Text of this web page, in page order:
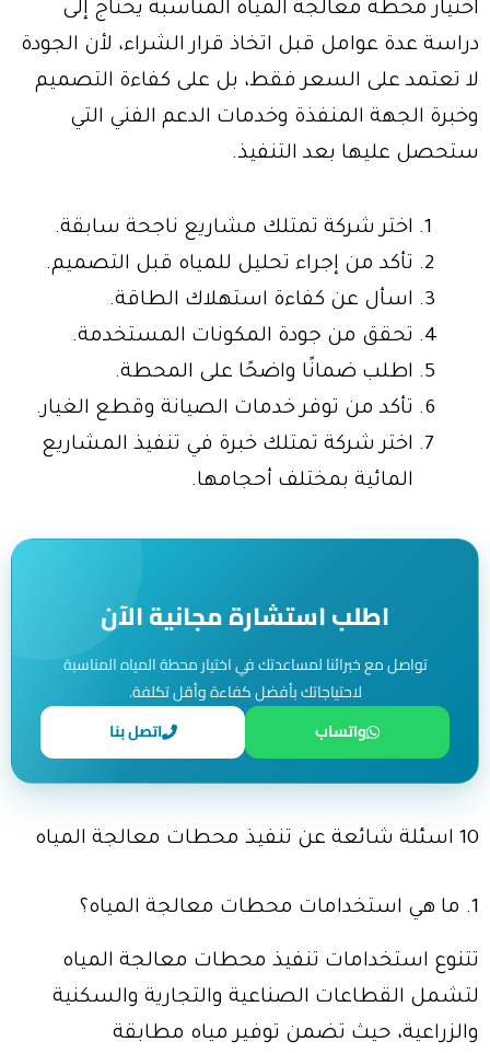
اختيار محطة معالجة المياه المناسبة يحتاج إلى
دراسة عدة عوامل قبل اتخاذ قرار الشراء، لأن الجودة
لا تعتمد على السعر فقط، بل على كفاءة التصميم
وخبرة الجهة المنفذة وخدمات الدعم الفني التي
ستحصل عليها بعد التنفيذ.
اختر شركة تمتلك مشاريع ناجحة سابقة.
تأكد من إجراء تحليل للمياه قبل التصميم.
اسأل عن كفاءة استهلاك الطاقة.
تحقق من جودة المكونات المستخدمة.
اطلب ضمانًا واضحًا على المحطة.
تأكد من توفر خدمات الصيانة وقطع الغيار.
اختر شركة تمتلك خبرة في تنفيذ المشاريع
المائية بمختلف أحجامها.
اطلب استشارة مجانية الآن
تواصل مع خبرائنا لمساعدتك في اختيار محطة المياه المناسبة
لاحتياجاتك بأفضل كفاءة وأقل تكلفة.
واتساب
اتصل بنا
10 اسئلة شائعة عن تنفيذ محطات معالجة المياه
1. ما هي استخدامات محطات معالجة المياه؟
تتنوع استخدامات تنفيذ محطات معالجة المياه
لتشمل القطاعات الصناعية والتجارية والسكنية
والزراعية، حيث تضمن توفير مياه مطابقة